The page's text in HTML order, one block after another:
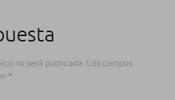
no será publicada. Los campos
*